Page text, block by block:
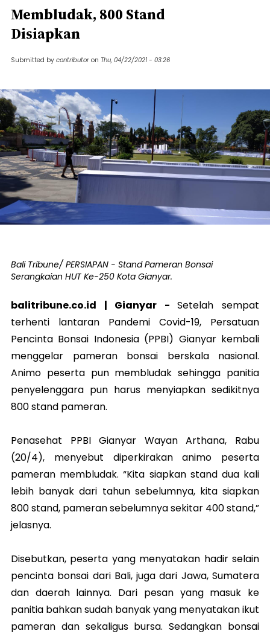
Membludak, 800 Stand
Disiapkan
Submitted by contributor on Thu, 04/22/2021 - 03:26
Bali Tribune/ PERSIAPAN - Stand Pameran Bonsai
Serangkaian HUT Ke-250 Kota Gianyar.
balitribune.co.id | Gianyar -Setelah sempat
terhenti lantaran Pandemi Covid-19, Persatuan
Pencinta Bonsai Indonesia (PPBI) Gianyar kembali
menggelar pameran bonsai berskala nasional.
Animo peserta pun membludak sehingga panitia
penyelenggara pun harus menyiapkan sedikitnya
800 stand pameran.
Penasehat PPBI Gianyar Wayan Arthana, Rabu
(20/4), menyebut diperkirakan animo peserta
pameran membludak. “Kita siapkan stand dua kali
lebih banyak dari tahun sebelumnya, kita siapkan
800 stand, pameran sebelumnya sekitar 400 stand,”
jelasnya.
Disebutkan, peserta yang menyatakan hadir selain
pencinta bonsai dari Bali, juga dari Jawa, Sumatera
dan daerah lainnya. Dari pesan yang masuk ke
panitia bahkan sudah banyak yang menyatakan ikut
pameran dan sekaligus bursa. Sedangkan bonsai